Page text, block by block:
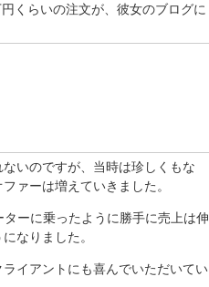
くらいの注文が、彼女のブログに
いのですが、当時は珍しくもな
ァーは増えていきました。
ーに乗ったように勝手に売上は伸
なりました。
イアントにも喜んでいただいてい